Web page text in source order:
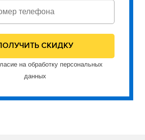
на обработку персональных
данных